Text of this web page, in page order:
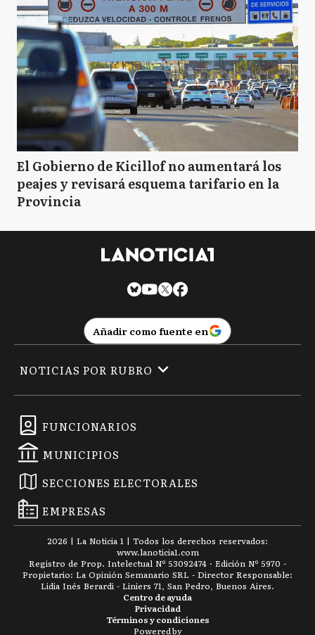
El Gobierno de Kicillof no aumentará los
peajes y revisará esquema tarifario en la
Provincia
Añadir como fuente en
FUNCIONARIOS
MUNICIPIOS
SECCIONES ELECTORALES
EMPRESAS
NOTICIAS POR RUBRO
2026 | La Noticia 1 | Todos los derechos reservados:
www.lanoticia1.com
Registro de Prop. Intelectual Nº 53092474 · Edición Nº 5970 -
Propietario: La Opinión Semanario SRL - Director Responsable:
Lidia Inés Berardi - Liniers 71, San Pedro, Buenos Aires.
Términos y condiciones
Privacidad
Centro de ayuda
Powered by